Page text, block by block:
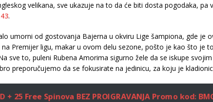
velikana, sve ukazuje na to da će biti dosta pogodaka,
.
umorni od gostovanja Bajerna u okviru Lige šampiona, gde je
Premijer ligu, makar u ovom delu sezone, pošto je kao što je
sve to, puleni Rubena Amorima sigurno žele da se iskupe
preporučujemo da se fokusirate na jedinicu, za koju je
25 Free Spinova BEZ PROIGRAVANJA Promo kod: